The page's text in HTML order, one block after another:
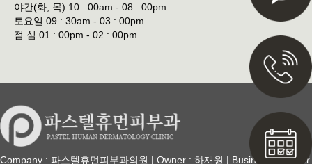
야간(화, 목) 10 : 00am - 08 : 00pm
토요일 09 : 30am - 03 : 00pm
점 심 01 : 00pm - 02 : 00pm
Company : 파스텔휴먼피부과의원 | Owner : 하재원 | Business Number